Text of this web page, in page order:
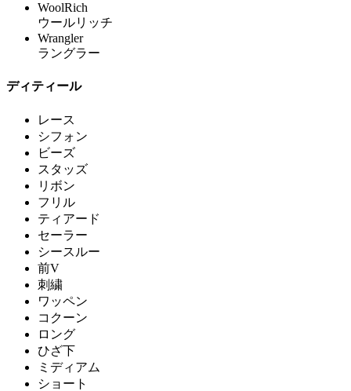
WoolRich
ウールリッチ
Wrangler
ラングラー
ディティール
レース
シフォン
ビーズ
スタッズ
リボン
フリル
ティアード
セーラー
シースルー
前V
刺繍
ワッペン
コクーン
ロング
ひざ下
ミディアム
ショート